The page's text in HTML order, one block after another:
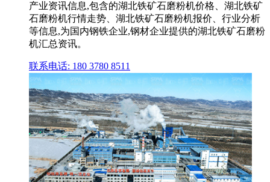
产业资讯信息,包含的湖北铁矿石磨粉机价格、湖北铁矿
石磨粉机行情走势、湖北铁矿石磨粉机报价、行业分析
等信息,为国内钢铁企业,钢材企业提供的湖北铁矿石磨粉
机汇总资讯。
联系电话: 180 3780 8511